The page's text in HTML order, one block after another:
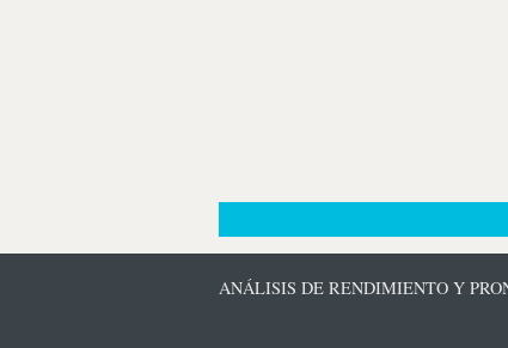
ANÁLISIS DE RENDIMIENTO Y